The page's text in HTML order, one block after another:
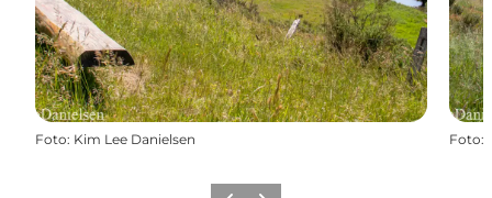
Foto: Kim Lee Danielsen Foto: